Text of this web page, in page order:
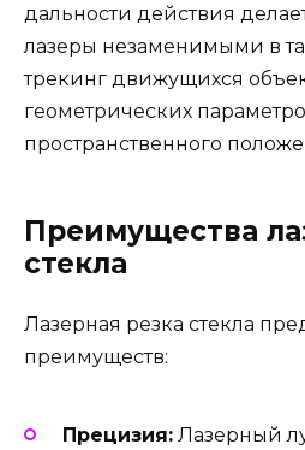
дальности действия
лазеры незаменимыми в
трекинг движущихся
геометрических
пространственного
Преимущества
стекла
Лазерная резка стекла
преимуществ:
Прецизия: Лазерный